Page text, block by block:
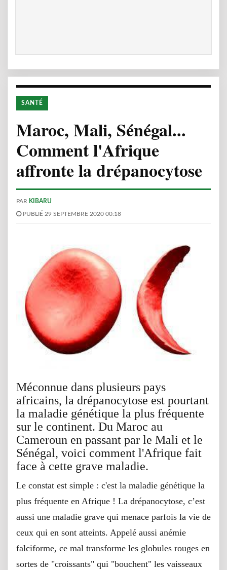
SANTÉ
Maroc, Mali, Sénégal...
Comment l'Afrique
affronte la drépanocytose
PAR KIBARU
PUBLIÉ 29 SEPTEMBRE 2020 00:18
Méconnue dans plusieurs pays
africains, la drépanocytose est pourtant
la maladie génétique la plus fréquente
sur le continent. Du Maroc au
Cameroun en passant par le Mali et le
Sénégal, voici comment l'Afrique fait
face à cette grave maladie.
Le constat est simple : c'est la maladie génétique la
plus fréquente en Afrique ! La drépanocytose, c’est
aussi une maladie grave qui menace parfois la vie de
ceux qui en sont atteints. Appelé aussi anémie
falciforme, ce mal transforme les globules rouges en
sortes de "croissants" qui "bouchent" les vaisseaux